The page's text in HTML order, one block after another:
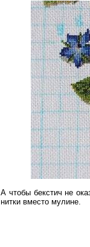
А чтобы бекстич не
нитки вместо мулине.